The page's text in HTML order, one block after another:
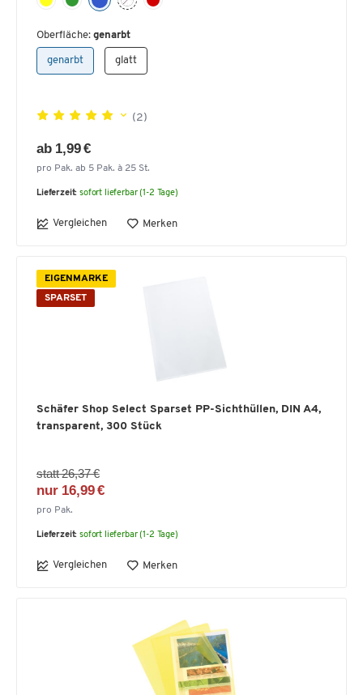
Oberfläche: genarbt
genarbt glatt
(2)
ab 1,99 €
pro Pak. ab 5 Pak. à 25 St.
Lieferzeit: sofort lieferbar (1-2 Tage)
Vergleichen Merken
EIGENMARKE
SPARSET
Schäfer Shop Select Sparset PP-Sichthüllen, DIN A4,
transparent, 300 Stück
statt 26,37 €
nur 16,99 €
pro Pak.
Lieferzeit: sofort lieferbar (1-2 Tage)
Vergleichen Merken